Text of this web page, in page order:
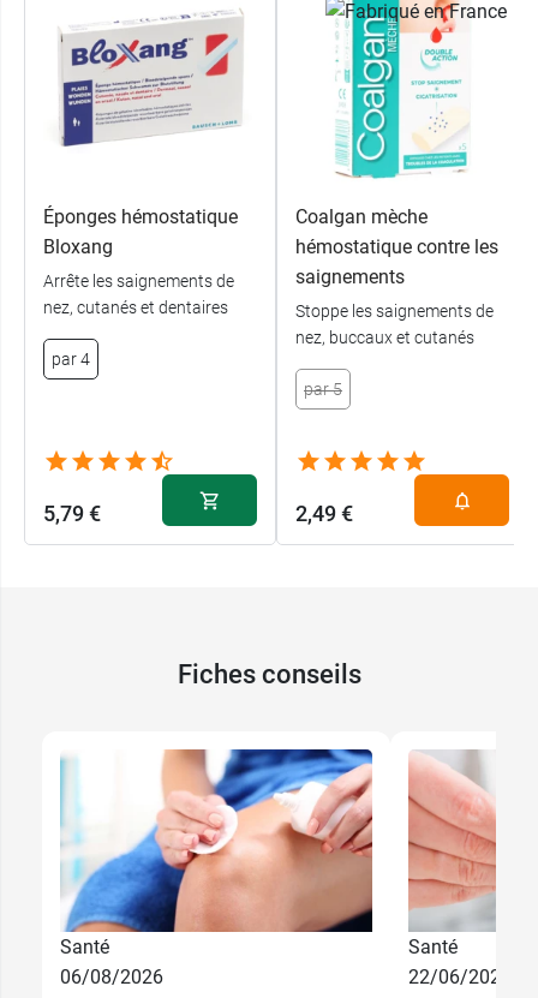
Éponges hémostatique
Bloxang
Arrête les saignements de
nez, cutanés et dentaires
par 4
5,79 €
Coalgan mèche
hémostatique contre les
saignements
Stoppe les saignements de
nez, buccaux et cutanés
par 5
2,49 €
Fiches conseils
Santé
06/08/2026
Santé
22/06/2026